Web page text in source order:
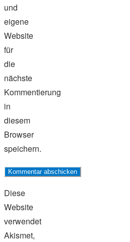
und
eigene
Website
für
die
nächste
Kommentierung
in
diesem
Browser
speichern.
Diese
Website
verwendet
Akismet,